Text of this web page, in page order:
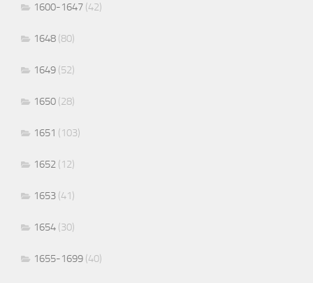
1600-1647 (42)
1648 (80)
1649 (52)
1650 (28)
1651 (103)
1652 (12)
1653 (41)
1654 (30)
1655-1699 (40)